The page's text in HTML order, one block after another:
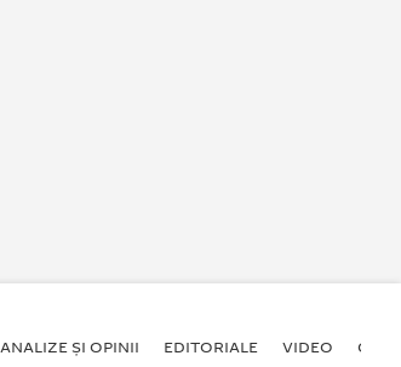
ANALIZE ȘI OPINII EDITORIALE VIDEO